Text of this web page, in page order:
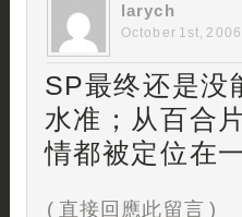
larych
October 1st,
SP最终还是没
水准；从百合
情都被定位在
( 直接回應此留言 )